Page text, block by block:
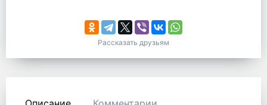
Рассказать друзьям